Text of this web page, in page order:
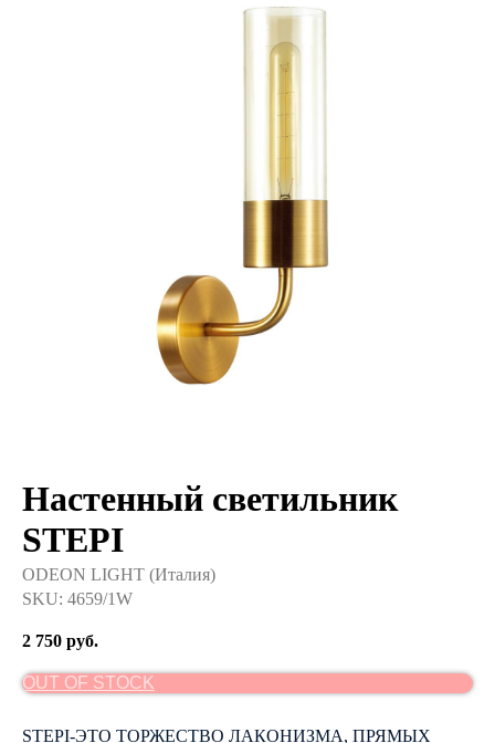
ТОРШЕРЫ И ЛАМПЫ
Настенный светильник
STEPI
ODEON LIGHT (Италия)
SKU: 4659/1W
2 750 руб.
OUT OF STOCK
STEPI-ЭТО ТОРЖЕСТВО ЛАКОНИЗМА, ПРЯМЫХ